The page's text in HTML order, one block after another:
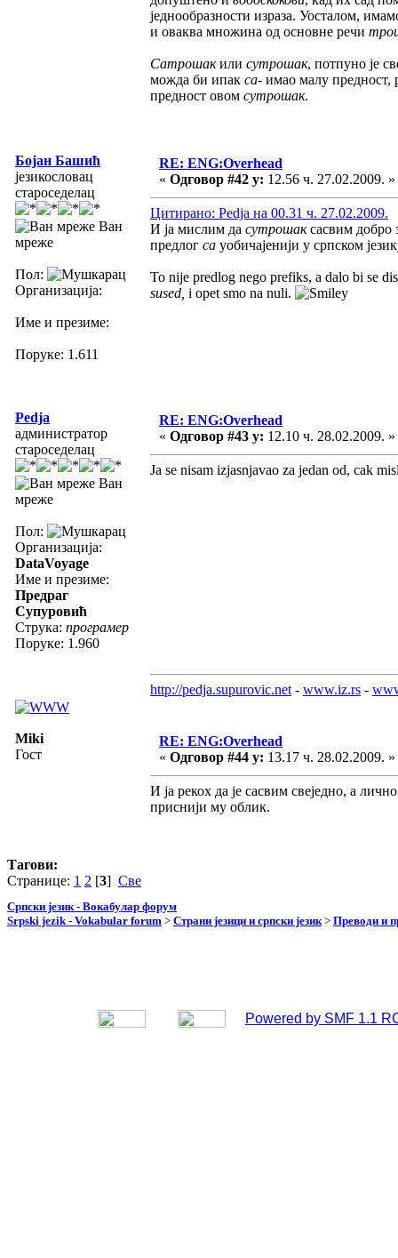
једнообразности израза. Уосталом,
и оваква множина од основне речи
Сатрошакили сутрошак, потпуно је
можда би ипак са- имао малу предност,
предност овом сутрошак.
Бојан Башић
језикословац
староседелац
Ван
мреже
Пол:
Организација:
Име и презиме:
Поруке: 1.611
RE: ENG:Overhead
« Одговор #42 у: 12.56 ч. 27.02.2009. »
Цитирано: Pedja на 00.31 ч. 27.02.2009.
И ја мислим да сутрошаксасвим добро
предлог са уобичајенији у српском
To nije predlog nego prefiks, a dalo bi se
sused, i opet smo na nuli.
Pedja
администратор
староседелац
Ван
мреже
Пол:
Организација:
DataVoyage
Име и презиме:
Предраг
Супуровић
Струка: програмер
Поруке: 1.960
RE: ENG:Overhead
« Одговор #43 у: 12.10 ч. 28.02.2009. »
Ja se nisam izjasnjavao za jedan od, cak
http://pedja.supurovic.net - www.iz.rs -
Miki
Гост
RE: ENG:Overhead
« Одговор #44 у: 13.17 ч. 28.02.2009. »
И ја рекох да је сасвим свеједно, а
приснији му облик.
Тагови:
Странице: 1 2 [3] Све
Српски језик - Вокабулар форум
Srpski jezik - Vokabular forum > Страни језици и српски језик> Преводи и
Powered by SMF 1.1